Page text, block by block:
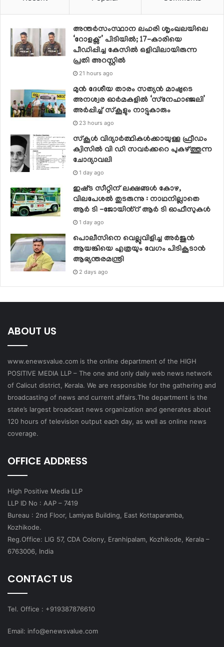
അന്തർസംസ്ഥാന ലഹരി ശൃംഖലയിലെ
‘റോളക്സ്’ പിടിയിൽ; 17-കാരിയെ
പീഡിപ്പിച്ച കേസിൽ ഒളിവിലായിരുന്ന
പ്രതി അറസ്റ്റിൽ
21 hours ago
മുൻ ദേശീയ താരം സത്യൻ മാഷുടെ
അനശ്വര ഓർമകളിൽ ‘സ്‌നേഹാഞ്ജലി’
അർപ്പിച്ച് സ്കൂളും നാട്ടുകാരും
23 hours ago
സ്‌കൂള്‍ വിദ്യാര്‍ത്ഥികള്‍ക്കായുള്ള ഫ്രീഡം
ക്വിസില്‍ വി ഡി സവര്‍ക്കറെ പുകഴ്ത്തുന്ന
ചോദ്യാവലി
1 day ago
ഇഷ്‌ട സീറ്റിന് ലക്ഷങ്ങൾ കോഴ,
വിലപേശൽ തുടരുന്നു : നാഥനില്ലാതെ
ആർ ടി -ജോയിൻ്റ് ആർ ടി ഓഫീസുകൾ
1 day ago
പൊലീസിനെ വെല്ലുവിളിച്ച അര്‍ജുന്‍
ആയങ്കിയെ എത്രയും വേഗം പിടികൂടാന്‍
ആഭ്യന്തരമന്ത്രി
2 days ago
ABOUT US
www.enewsvalue.com is the online department of the HIGH
POSITIVE MEDIA LLP – The one and only daily web news network
of Calicut district, Kerala. We are responsible for the gathering and
broadcasting of news and current affairs.The department is the
state’s largest broadcast news organization and generates about
120 hours of television output each day, as well as online news
coverage.
OFFICE ADDRESS
High Positive Media LLP
LLP ID No : AAP – 7419
Bureau : 2nd Floor, Lamiyas Building, East Kottaparamba,
Kozhikode.
Reg.Office: LIG 57, CDA Colony, Eranhipalam, Kozhikode, Kerala –
6763006, India
CONTACT US
Tel. Office : +919387876610
Email: info@enewsvalue.com